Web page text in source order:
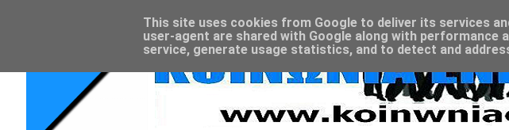
This site uses cookies from Google to deliver its services
user-agent are shared with Google along with
service, generate usage statistics, and to detect and